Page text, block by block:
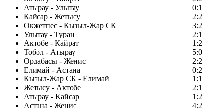
Атырау - Улытау
0:1
Кайсар - Жетысу
2:2
Окжетпес - Кызыл-Жар СК
3:2
Улытау - Туран
2:1
Актобе - Кайрат
1:2
Тобол - Атырау
5:0
Ордабасы - Женис
2:2
Елимай - Астана
0:2
Кызыл-Жар СК - Елимай
1:1
Жетысу - Актобе
2:1
Атырау - Кайсар
1:2
Астана - Женис
4:2